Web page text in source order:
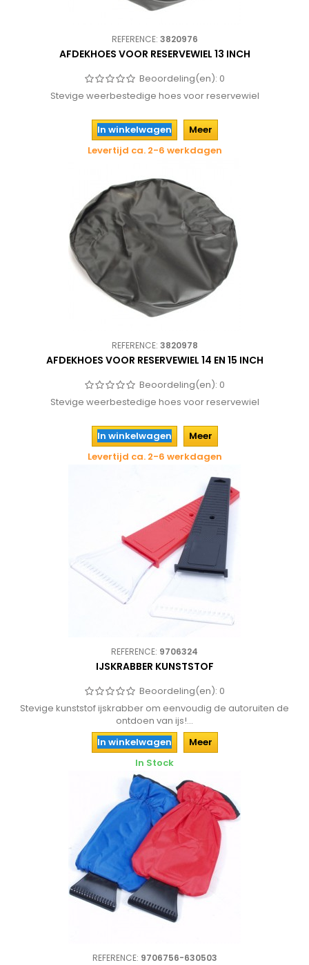
REFERENCE: 3820976
AFDEKHOES VOOR RESERVEWIEL 13 INCH
Beoordeling(en): 0
Stevige weerbestedige hoes voor reservewiel
In winkelwagen
Meer
Levertijd ca. 2-6 werkdagen
REFERENCE: 3820978
AFDEKHOES VOOR RESERVEWIEL 14 EN 15 INCH
Beoordeling(en): 0
Stevige weerbestedige hoes voor reservewiel
In winkelwagen
Meer
Levertijd ca. 2-6 werkdagen
REFERENCE: 9706324
IJSKRABBER KUNSTSTOF
Beoordeling(en): 0
Stevige kunststof ijskrabber om eenvoudig de autoruiten de
ontdoen van ijs!...
In winkelwagen
Meer
In Stock
REFERENCE: 9706756-630503